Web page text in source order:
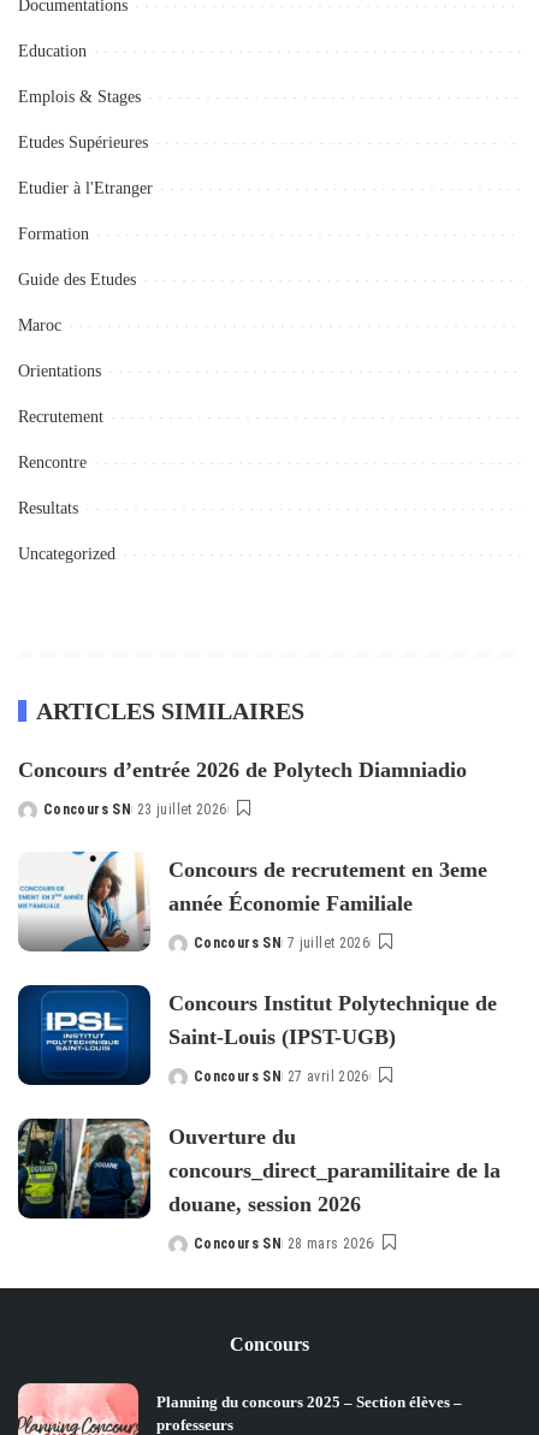
Documentations
Education
Emplois & Stages
Etudes Supérieures
Etudier à l'Etranger
Formation
Guide des Etudes
Maroc
Orientations
Recrutement
Rencontre
Resultats
Uncategorized
ARTICLES SIMILAIRES
Concours d’entrée 2026 de Polytech Diamniadio
Posted
Concours SN 23 juillet 2026
Concours de recrutement en 3eme
année Économie Familiale
Posted
Concours SN 7 juillet 2026
Concours Institut Polytechnique de
Saint-Louis (IPST-UGB)
Posted
Concours SN 27 avril 2026
Ouverture du
concours_direct_paramilitaire de la
douane, session 2026
Posted
Concours SN 28 mars 2026
Concours
Planning du concours 2025 – Section élèves –
professeurs